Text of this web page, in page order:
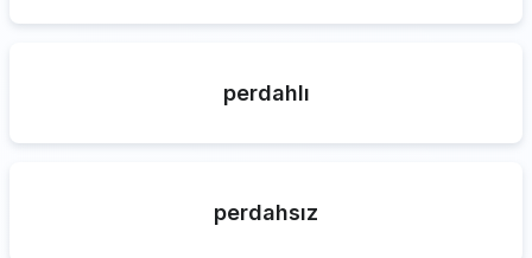
perdahlı
perdahsız